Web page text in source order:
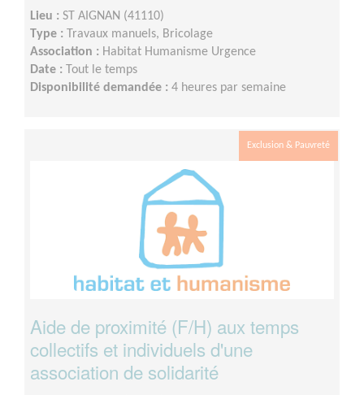
Lieu : ST AIGNAN (41110)
Type :
Travaux manuels, Bricolage
Association : Habitat Humanisme Urgence
Date :
Tout le temps
Disponibilité demandée : 4 heures par semaine
Exclusion & Pauvreté
Aide de proximité (F/H) aux temps
collectifs et individuels d'une
association de solidarité